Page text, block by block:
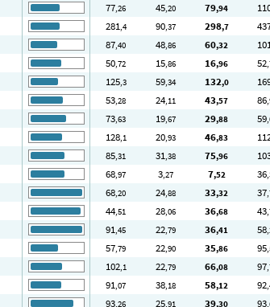
77,26 45,20 79,94
281,4 90,37 298,7
87,40 48,86 60,32
50,72 15,86 16,96 52
125,3 59,34 132,0
53,28 24,11 43,57 86
73,63 19,67 29,88 59
128,1 20,93 46,83
85,31 31,38 75,96
68,97 3,27 7,52 36
68,20 24,88 33,32 37
44,51 28,06 36,68 43
91,45 22,79 36,41 58
57,79 22,90 35,86 95
102,1 22,79 66,08 97
91,07 38,18 58,12 92
93,26 25,91 39,30 93